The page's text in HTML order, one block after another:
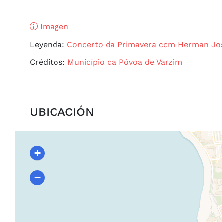
Imagen
Leyenda: Concerto da Primavera com Herman
Créditos: Município da Póvoa de Varzim
UBICACIÓN
+
−